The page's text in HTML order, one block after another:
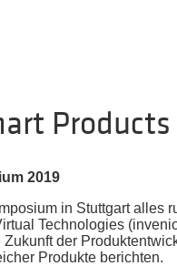
Products
2019
in Stuttgart alles
Technologies
der
Produkte berichten.